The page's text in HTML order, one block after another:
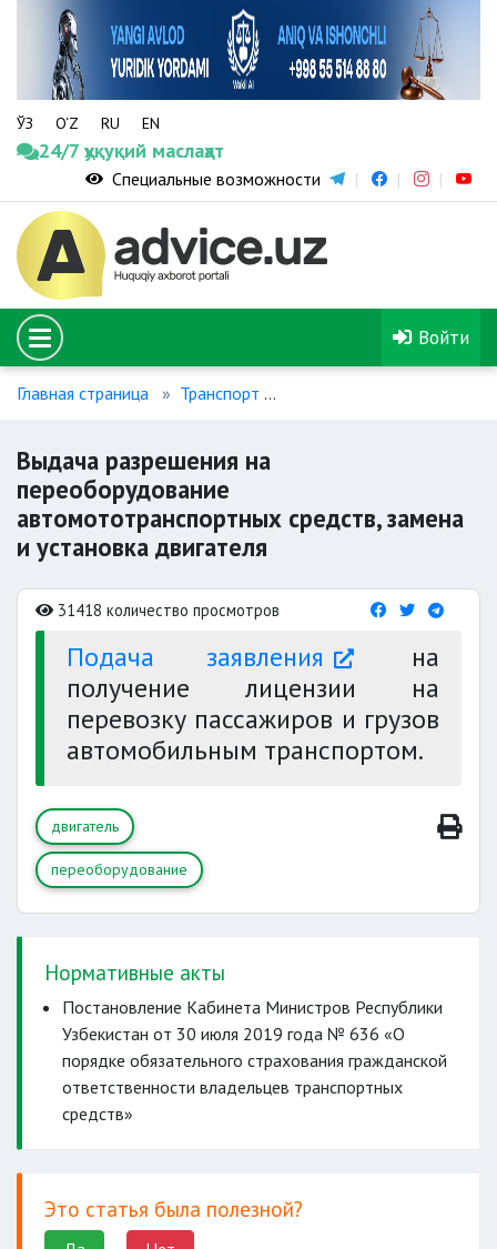
ЎЗ O‘Z RU EN
24/7 ҳуқуқий маслаҳат
Специальные возможности
Войти
Главная страница Транспорт
Выдача разрешения на
переоборудование
автомототранспортных средств, замена
и установка двигателя
31418 количество просмотров
Подача заявления
на
получение лицензии на
перевозку пассажиров и грузов
автомобильным транспортом.
двигатель
переоборудование
Нормативные акты
Постановление Кабинета Министров Республики
Узбекистан от 30 июля 2019 года № 636 «О
порядке обязательного страхования гражданской
ответственности владельцев транспортных
средств»
Это статья была полезной?